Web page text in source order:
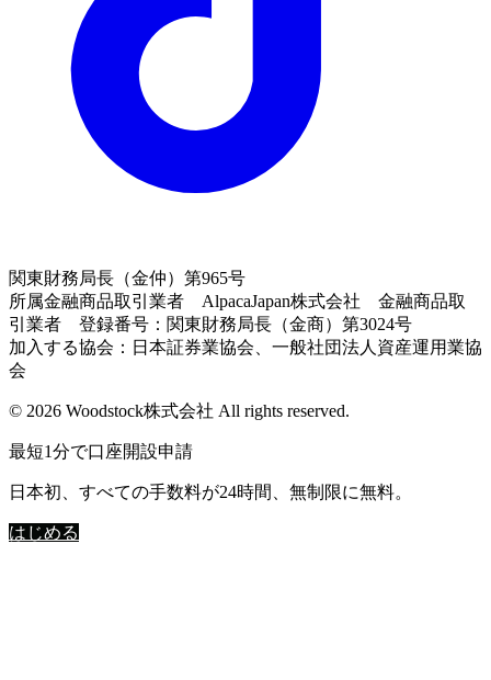
関東財務局長（金仲）第965号
所属金融商品取引業者 AlpacaJapan株式会社 金融商品取
引業者 登録番号：関東財務局長（金商）第3024号
加入する協会：日本証券業協会、一般社団法人資産運用業協
会
© 2026 Woodstock株式会社 All rights reserved.
最短1分で口座開設申請
日本初、すべての手数料が24時間、無制限に無料。
はじめる